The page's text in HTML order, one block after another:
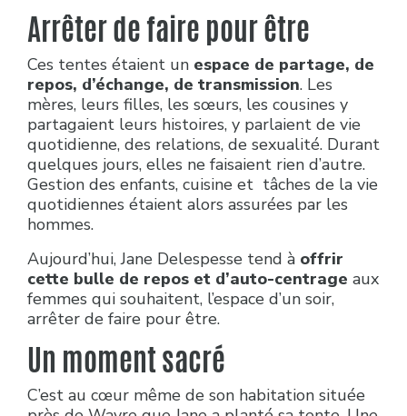
Arrêter de faire pour être
Ces tentes étaient un espace de partage, de
repos, d’échange, de transmission. Les
mères, leurs filles, les sœurs, les cousines y
partagaient leurs histoires, y parlaient de vie
quotidienne, des relations, de sexualité. Durant
quelques jours, elles ne faisaient rien d’autre.
Gestion des enfants, cuisine et tâches de la vie
quotidiennes étaient alors assurées par les
hommes.
Aujourd’hui, Jane Delespesse tend à offrir
cette bulle de repos et d’auto-centrage aux
femmes qui souhaitent, l’espace d’un soir,
arrêter de faire pour être.
Un moment sacré
C’est au cœur même de son habitation située